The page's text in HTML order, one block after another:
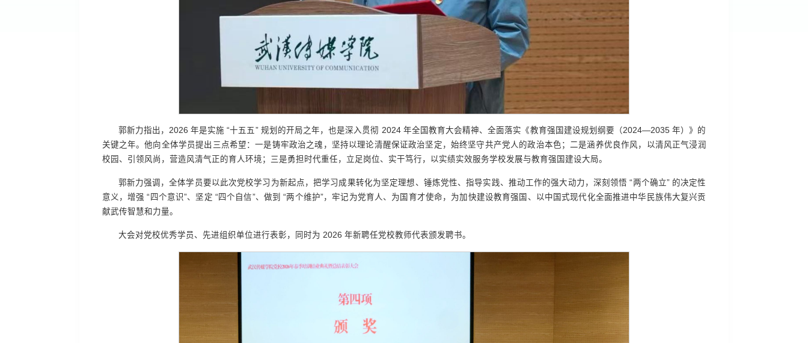
郭新力指出，2026 年是实施 “十五五” 规划的开局之年，也是深入贯彻 2024 年全国教育大会精神、全面落实《教育强国建设规划纲要（2024—2035 年）》的
关键之年。他向全体学员提出三点希望：一是铸牢政治之魂，坚持以理论清醒保证政治坚定，始终坚守共产党人的政治本色；二是涵养优良作风，以清风正气浸润
校园、引领风尚，营造风清气正的育人环境；三是勇担时代重任，立足岗位、实干笃行，以实绩实效服务学校发展与教育强国建设大局。
郭新力强调，全体学员要以此次党校学习为新起点，把学习成果转化为坚定理想、锤炼党性、指导实践、推动工作的强大动力，深刻领悟 “两个确立” 的决定性
意义，增强 “四个意识”、坚定 “四个自信”、做到 “两个维护”，牢记为党育人、为国育才使命，为加快建设教育强国、以中国式现代化全面推进中华民族伟大复兴贡
献武传智慧和力量。
大会对党校优秀学员、先进组织单位进行表彰，同时为 2026 年新聘任党校教师代表颁发聘书。